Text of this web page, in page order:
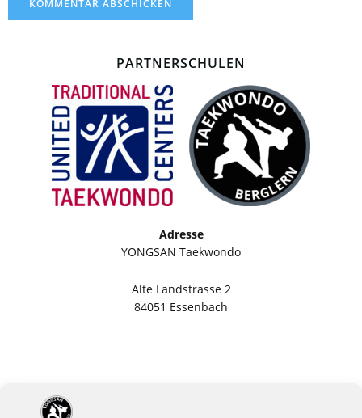
PARTNERSCHULEN
Adresse
YONGSAN Taekwondo
Alte Landstrasse 2
84051 Essenbach